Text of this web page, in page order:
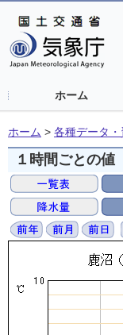
ホーム
ホーム > 各種データ・
１時間ごとの値